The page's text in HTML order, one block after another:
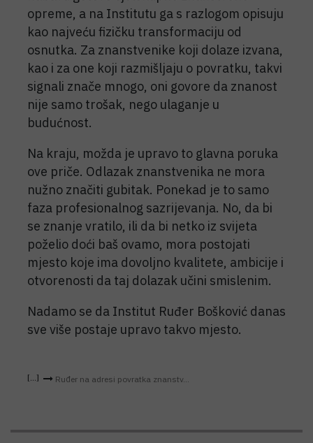
opreme, a na Institutu ga s razlogom opisuju
kao najveću fizičku transformaciju od
osnutka. Za znanstvenike koji dolaze izvana,
kao i za one koji razmišljaju o povratku, takvi
signali znače mnogo, oni govore da znanost
nije samo trošak, nego ulaganje u
budućnost.
Na kraju, možda je upravo to glavna poruka
ove priče. Odlazak znanstvenika ne mora
nužno značiti gubitak. Ponekad je to samo
faza profesionalnog sazrijevanja. No, da bi
se znanje vratilo, ili da bi netko iz svijeta
poželio doći baš ovamo, mora postojati
mjesto koje ima dovoljno kvalitete, ambicije i
otvorenosti da taj dolazak učini smislenim.
Nadamo se da Institut Ruđer Bošković danas
sve više postaje upravo takvo mjesto.
Ruđer na adresi povratka znanstv...